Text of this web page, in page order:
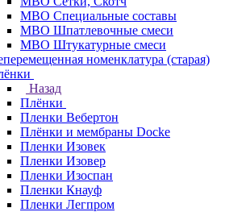
МВО Специальные составы
МВО Шпатлевочные смеси
МВО Штукатурные смеси
номенклатура (старая)
Назад
Плёнки
Пленки Вебертон
Плёнки и мембраны Docke
Пленки Изовек
Пленки Изовер
Пленки Изоспан
Пленки Кнауф
Пленки Легпром